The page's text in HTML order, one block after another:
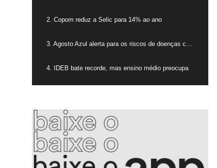
2. Copom reduz a Selic para 14% ao ano
3. Agosto Azul alerta para os riscos de doenças cardíacas nos homens
4. IDEB bate recorde, mas ensino médio preocupa